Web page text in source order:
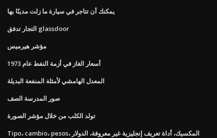
يمكنك أن تتاجر في سيارة ما زلت مدينًا بها
التجار تدفق glassdoor
مؤشر هيرميس
أسعار الغاز في أزمة النفط عام 1973
المعدل الهامشي لأمثلة المنفعة البديلة
صور المدرسة الصف
تولد الكلب من خلال مؤشر الصورة
Tipo، cambio، pesos، المكسيك، أداة تعريف إنجليزية غير معروفة، الدولار